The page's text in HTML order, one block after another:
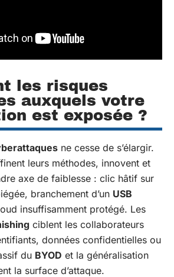
les risques
auxquels votre
est exposée ?
ne cesse de s’élargir.
leurs méthodes, innovent et
axe de faiblesse : clic hâtif sur
branchement d’un USB
insuffisamment protégé. Les
ciblent les collaborateurs
données confidentielles ou
du BYOD et la généralisation
la surface d’attaque.